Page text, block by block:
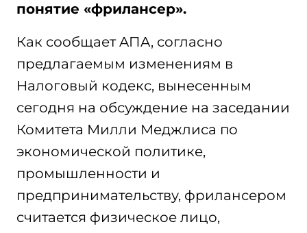
понятие «фрилансер».
Как сообщает AПA, согласно
предлагаемым изменениям в
Налоговый кодекс, вынесенным
сегодня на обсуждение на заседании
Комитета Милли Меджлиса по
экономической политике,
промышленности и
предпринимательству, фрилансером
считается физическое лицо,